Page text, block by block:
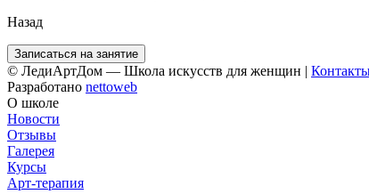
Назад
Записаться на занятие
© ЛедиАртДом — Школа искусств для женщин |
Разработано nettoweb
О школе
Новости
Отзывы
Галерея
Курсы
Арт-терапия